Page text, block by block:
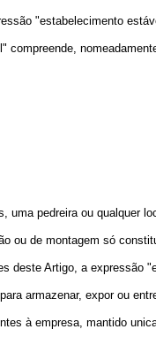
"estabelecimento
pedreira ou qualquer
de montagem só
Artigo, a expressão
armazenar, expor ou
à empresa, mantido